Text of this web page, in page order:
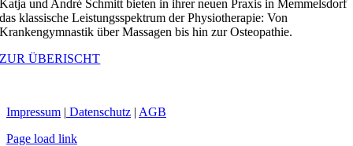
Katja und André Schmitt bieten in ihrer neuen Praxis in Memmelsdorf
das klassische Leistungsspektrum der Physiotherapie: Von
Krankengymnastik über Massagen bis hin zur Osteopathie.
ZUR ÜBERISCHT
Impressum | Datenschutz | AGB
Page load link